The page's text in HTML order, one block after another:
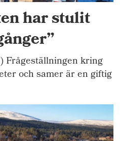
har stulit
Frågeställningen kring
och samer är en giftig